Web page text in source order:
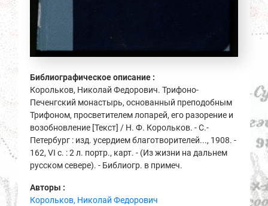
Библиографическое описание :
Корольков, Николай Федорович. Трифоно-
Печенгский монастырь, основанный преподобным
Трифоном, просветителем лопарей, его разорение и
возобновление [Текст] / Н. Ф. Корольков. - С.-
Петербург : изд. усердием благотворителей..., 1908. -
162, VI с. : 2 л. портр., карт. - (Из жизни на дальнем
русском севере). - Библиогр. в примеч.
Авторы :
Корольков, Николай Федорович